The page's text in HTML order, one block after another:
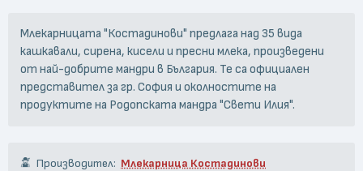
Млекарницата "Костадинови" предлага над 35 вида
кашкавали, сирена, кисели и пресни млека, произведени
от най-добрите мандри в България. Те са официален
представител за гр. София и околностите на
продуктите на Родопската мандра "Свети Илия".
Производител: Млекарница Костадинови